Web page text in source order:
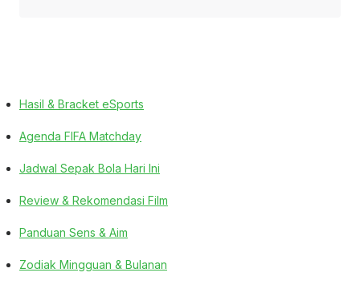
Hasil & Bracket eSports
Agenda FIFA Matchday
Jadwal Sepak Bola Hari Ini
Review & Rekomendasi Film
Panduan Sens & Aim
Zodiak Mingguan & Bulanan